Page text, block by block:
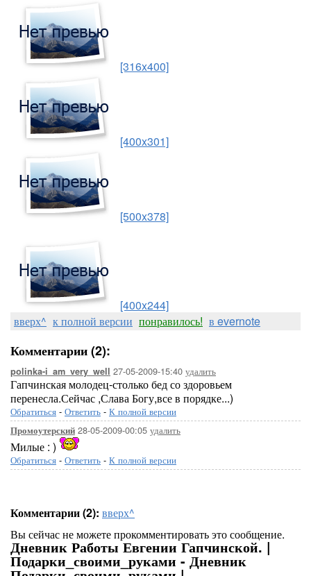
[316x400]
[400x301]
[500x378]
[400x244]
вверх^ к полной версии понравилось! в evernote
Комментарии (2):
polinka-i_am_very_well 27-05-2009-15:40 удалить
Гапчинская молодец-столько бед со здоровьем
перенесла.Сейчас ,Слава Богу,все в порядке...)
Обратиться - Ответить - К полной версии
Промоутерский 28-05-2009-00:05 удалить
Милые : )
Обратиться - Ответить - К полной версии
Комментарии (2): вверх^
Вы сейчас не можете прокомментировать это сообщение.
Дневник Работы Евгении Гапчинской. |
Подарки_своими_руками - Дневник